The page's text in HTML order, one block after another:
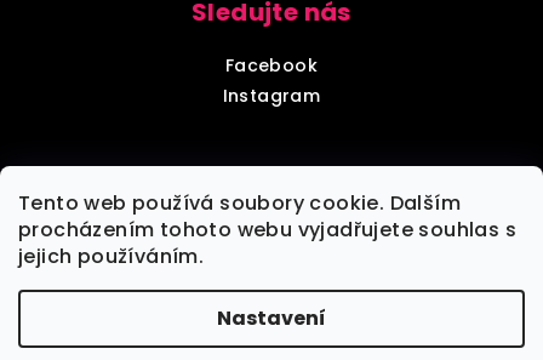
Tento web používá soubory cookie. Dalším
procházením tohoto webu vyjadřujete souhlas s
jejich používáním.
Nastavení
Sledujte nás
Facebook
Instagram
Diskrétní balení
Každou objednávku zabalíme tak, aby nebylo poznat,